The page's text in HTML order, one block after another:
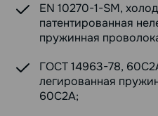
EN 10270-1-SM,
патентированная
пружинная
ГОСТ 14963-78,
легированная
60С2А;